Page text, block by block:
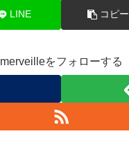
LINE コピー
merveilleをフォローする